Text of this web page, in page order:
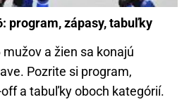
program, zápasy, tabuľky
a žien sa konajú
Pozrite si program,
a tabuľky oboch kategórií.